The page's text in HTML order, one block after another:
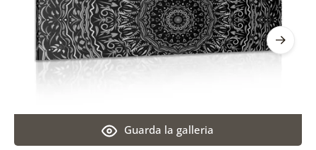
Guarda la galleria